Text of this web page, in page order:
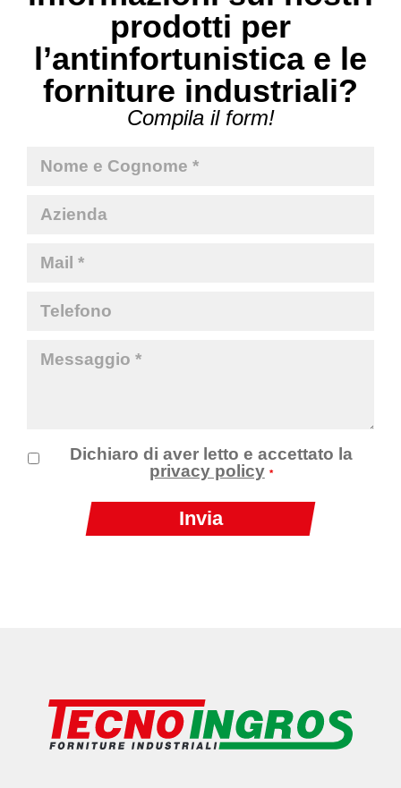
prodotti per
l’antinfortunistica e le
forniture industriali?
Compila il form!
Dichiaro di aver letto e accettato la
privacy policy *